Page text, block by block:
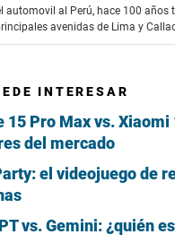
automovil al Perú, hace 100
avenidas de Lima y
INTERESAR
15 Pro Max vs.
del mercado
el videojuego de
vs. Gemini: ¿quién